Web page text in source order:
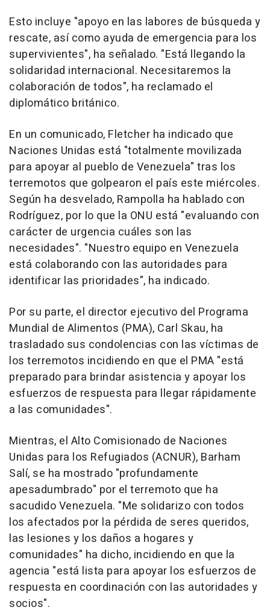
Esto incluye "apoyo en las labores de búsqueda y
rescate, así como ayuda de emergencia para los
supervivientes", ha señalado. "Está llegando la
solidaridad internacional. Necesitaremos la
colaboración de todos", ha reclamado el
diplomático británico.
En un comunicado, Fletcher ha indicado que
Naciones Unidas está "totalmente movilizada
para apoyar al pueblo de Venezuela" tras los
terremotos que golpearon el país este miércoles.
Según ha desvelado, Rampolla ha hablado con
Rodríguez, por lo que la ONU está "evaluando con
carácter de urgencia cuáles son las
necesidades". "Nuestro equipo en Venezuela
está colaborando con las autoridades para
identificar las prioridades", ha indicado.
Por su parte, el director ejecutivo del Programa
Mundial de Alimentos (PMA), Carl Skau, ha
trasladado sus condolencias con las víctimas de
los terremotos incidiendo en que el PMA "está
preparado para brindar asistencia y apoyar los
esfuerzos de respuesta para llegar rápidamente
a las comunidades".
Mientras, el Alto Comisionado de Naciones
Unidas para los Refugiados (ACNUR), Barham
Salí, se ha mostrado "profundamente
apesadumbrado" por el terremoto que ha
sacudido Venezuela. "Me solidarizo con todos
los afectados por la pérdida de seres queridos,
las lesiones y los daños a hogares y
comunidades" ha dicho, incidiendo en que la
agencia "está lista para apoyar los esfuerzos de
respuesta en coordinación con las autoridades y
socios".